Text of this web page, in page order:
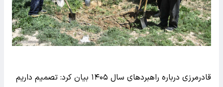
قادرمرزی درباره راهبردهای سال ۱۴۰۵ بیان کرد: تصمیم داریم